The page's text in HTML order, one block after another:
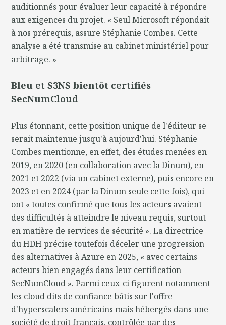
auditionnés pour évaluer leur capacité à répondre
aux exigences du projet. « Seul Microsoft répondait
à nos prérequis, assure Stéphanie Combes. Cette
analyse a été transmise au cabinet ministériel pour
arbitrage. »
Bleu et S3NS bientôt certifiés
SecNumCloud
Plus étonnant, cette position unique de l'éditeur se
serait maintenue jusqu'à aujourd'hui. Stéphanie
Combes mentionne, en effet, des études menées en
2019, en 2020 (en collaboration avec la Dinum), en
2021 et 2022 (via un cabinet externe), puis encore en
2023 et en 2024 (par la Dinum seule cette fois), qui
ont « toutes confirmé que tous les acteurs avaient
des difficultés à atteindre le niveau requis, surtout
en matière de services de sécurité ». La directrice
du HDH précise toutefois déceler une progression
des alternatives à Azure en 2025, « avec certains
acteurs bien engagés dans leur certification
SecNumCloud ». Parmi ceux-ci figurent notamment
les cloud dits de confiance bâtis sur l'offre
d'hyperscalers américains mais hébergés dans une
société de droit français, contrôlée par des